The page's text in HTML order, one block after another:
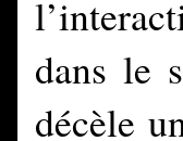
dans le
décèle